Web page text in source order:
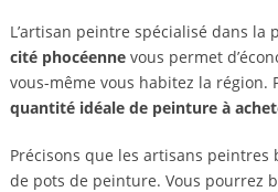
L’artisan peintre spécialisé dans
cité phocéenne vous permet
vous-même vous habitez la région.
quantité idéale de peinture à
Précisons que les artisans peintres
de pots de peinture. Vous pourrez